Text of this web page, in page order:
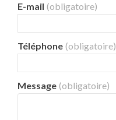
E-mail (obligatoire)
Téléphone (obligatoire)
Message (obligatoire)